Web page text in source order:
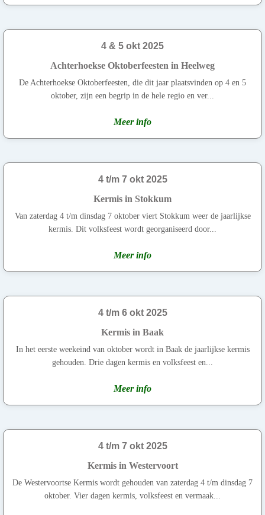
4 & 5 okt 2025
Achterhoekse Oktoberfeesten in Heelweg
De Achterhoekse Oktoberfeesten, die dit jaar plaatsvinden op 4 en 5
oktober, zijn een begrip in de hele regio en ver...
Meer info
4 t/m 7 okt 2025
Kermis in Stokkum
Van zaterdag 4 t/m dinsdag 7 oktober viert Stokkum weer de jaarlijkse
kermis. Dit volksfeest wordt georganiseerd door...
Meer info
4 t/m 6 okt 2025
Kermis in Baak
In het eerste weekeind van oktober wordt in Baak de jaarlijkse kermis
gehouden. Drie dagen kermis en volksfeest en...
Meer info
4 t/m 7 okt 2025
Kermis in Westervoort
De Westervoortse Kermis wordt gehouden van zaterdag 4 t/m dinsdag 7
oktober. Vier dagen kermis, volksfeest en vermaak...